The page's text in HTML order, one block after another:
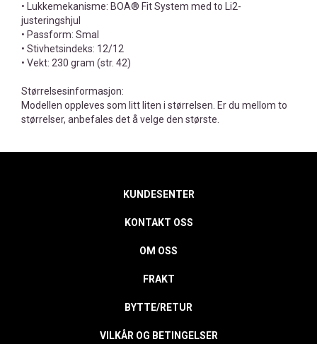
• Lukkemekanisme: BOA® Fit System med to Li2-
justeringshjul
• Passform: Smal
• Stivhetsindeks: 12/12
• Vekt: 230 gram (str. 42)
Størrelsesinformasjon:
Modellen oppleves som litt liten i størrelsen. Er du mellom to
størrelser, anbefales det å velge den største.
KUNDESENTER
KONTAKT OSS
OM OSS
FRAKT
BYTTE/RETUR
VILKÅR OG BETINGELSER